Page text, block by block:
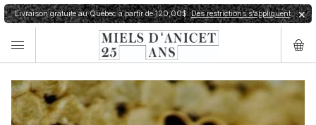
✕
Livraison gratuite au Québec à partir de 120,00$.Des restrictions s’appliquent